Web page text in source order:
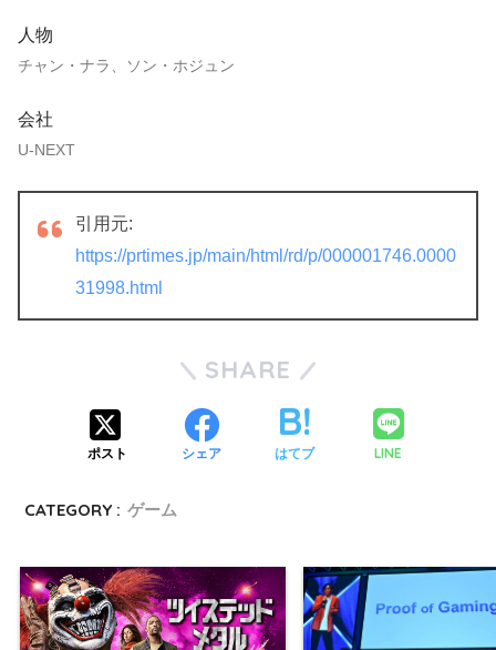
人物
チャン・ナラ、ソン・ホジュン
会社
U-NEXT
引用元:
https://prtimes.jp/main/html/rd/p/000001746.0000
31998.html
SHARE
ポスト シェア はてブ LINE
CATEGORY : ゲーム